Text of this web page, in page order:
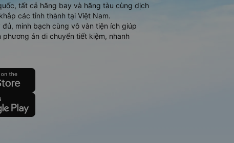
tất cả hãng bay và hãng tàu cùng dịch
các tỉnh thành tại Việt Nam.
đủ, minh bạch cùng vô vàn tiện ích giúp
phương án di chuyển tiết kiệm, nhanh